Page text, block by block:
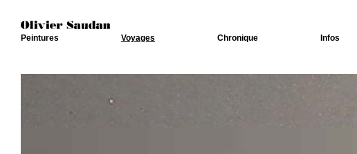
Peintures Voyages Chronique Infos